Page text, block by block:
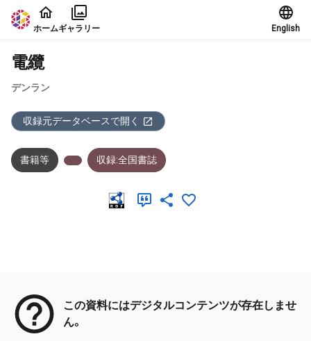
本文に飛ぶ
ホームギャラリー English
電纜
デンラン
収録元データベースで開く
書籍等 収録:全国書誌
この資料にはデジタルコンテンツが存在しませ
ん。